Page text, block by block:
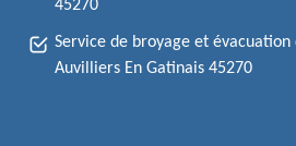
45270
Service de broyage et évacuation
Auvilliers En Gatinais 45270